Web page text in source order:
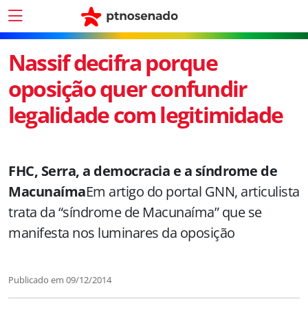
Nassif decifra porque
oposição quer confundir
legalidade com legitimidade
FHC, Serra, a democracia e a síndrome de
MacunaímaEm artigo do portal GNN, articulista
trata da “síndrome de Macunaíma” que se
manifesta nos luminares da oposição
Publicado em 09/12/2014